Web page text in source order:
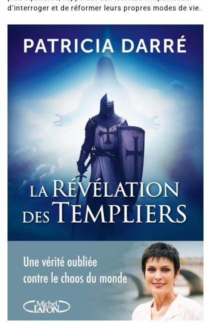
d’interroger et de réformer leurs propres modes de vie.